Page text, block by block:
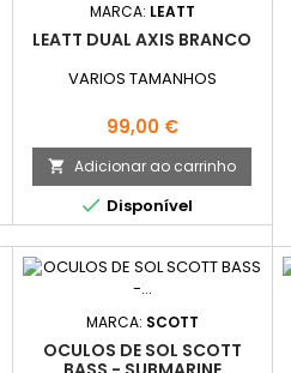
MARCA: LEATT
LEATT DUAL AXIS BRANCO
VARIOS TAMANHOS
Preço
99,00 €
 Adicionar ao carrinho
 Disponível
MARCA: SCOTT
OCULOS DE SOL SCOTT